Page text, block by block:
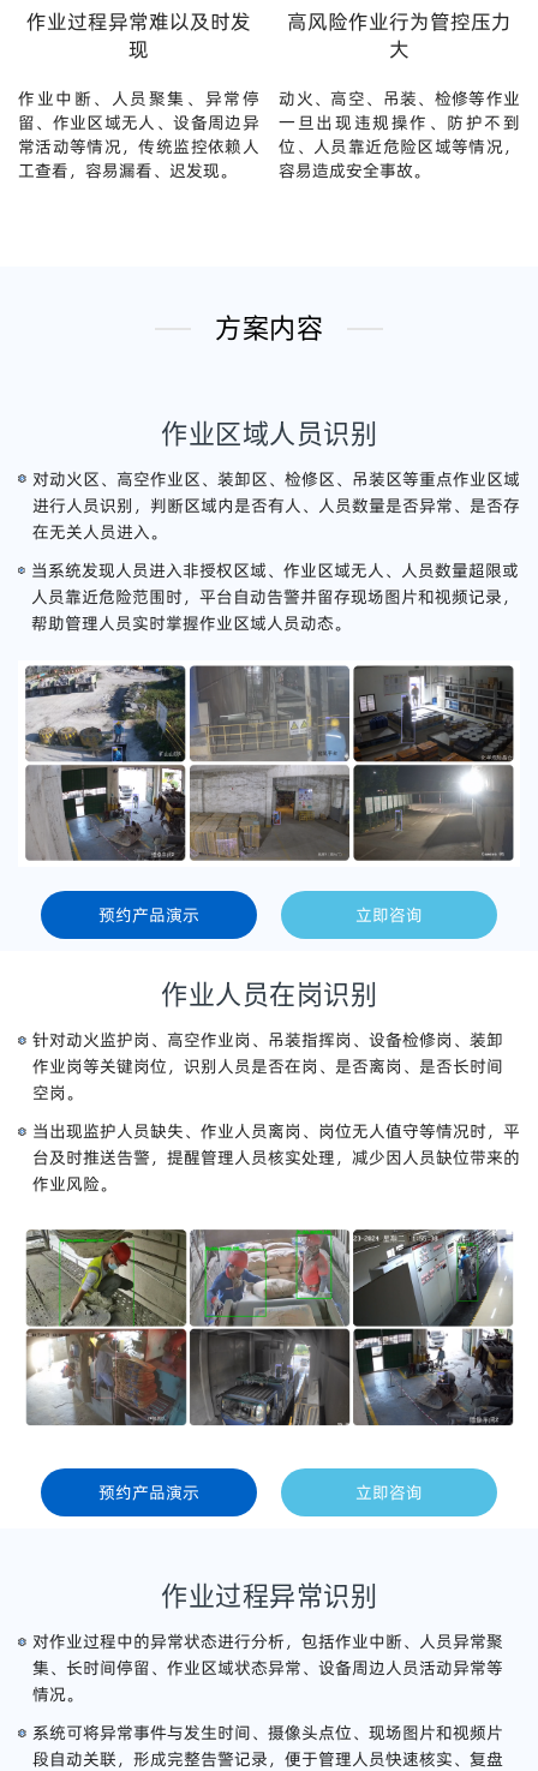
作业过程异常难以及时发
现
作业中断、人员聚集、异常停
留、作业区域无人、设备周边异
常活动等情况，传统监控依赖人
工查看，容易漏看、迟发现。
高风险作业行为管控压力
大
动火、高空、吊装、检修等作业
一旦出现违规操作、防护不到
位、人员靠近危险区域等情况，
容易造成安全事故。
方案内容
作业区域人员识别
对动火区、高空作业区、装卸区、检修区、吊装区等重点作业区域
进行人员识别，判断区域内是否有人、人员数量是否异常、是否存
在无关人员进入。
当系统发现人员进入非授权区域、作业区域无人、人员数量超限或
人员靠近危险范围时，平台自动告警并留存现场图片和视频记录，
帮助管理人员实时掌握作业区域人员动态。
预约产品演示 立即咨询
作业人员在岗识别
针对动火监护岗、高空作业岗、吊装指挥岗、设备检修岗、装卸
作业岗等关键岗位，识别人员是否在岗、是否离岗、是否长时间
空岗。
当出现监护人员缺失、作业人员离岗、岗位无人值守等情况时，平
台及时推送告警，提醒管理人员核实处理，减少因人员缺位带来的
作业风险。
预约产品演示 立即咨询
作业过程异常识别
对作业过程中的异常状态进行分析，包括作业中断、人员异常聚
集、长时间停留、作业区域状态异常、设备周边人员活动异常等
情况。
系统可将异常事件与发生时间、摄像头点位、现场图片和视频片
段自动关联，形成完整告警记录，便于管理人员快速核实、复盘